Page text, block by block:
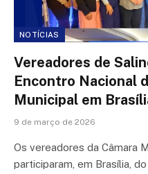
NOTÍCIAS
Vereadores de
Encontro Nacional
Municipal em
9 de março de 2026
Os vereadores da Câmara
participaram, em Brasília,